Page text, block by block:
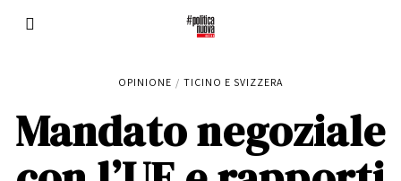
OPINIONE / TICINO E SVIZZERA
Mandato negoziale